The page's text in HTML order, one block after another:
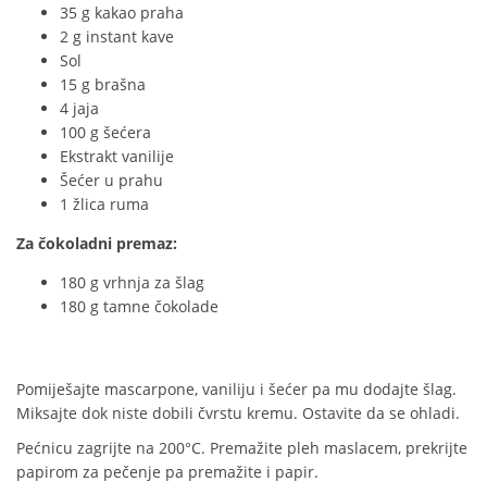
35 g kakao praha
2 g instant kave
Sol
15 g brašna
4 jaja
100 g šećera
Ekstrakt vanilije
Šećer u prahu
1 žlica ruma
Za čokoladni premaz:
180 g vrhnja za šlag
180 g tamne čokolade
Pomiješajte mascarpone, vaniliju i šećer pa mu dodajte šlag.
Miksajte dok niste dobili čvrstu kremu. Ostavite da se ohladi.
Pećnicu zagrijte na 200°C. Premažite pleh maslacem, prekrijte
papirom za pečenje pa premažite i papir.